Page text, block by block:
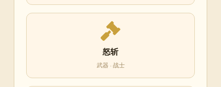
怒斩
武器 · 战士